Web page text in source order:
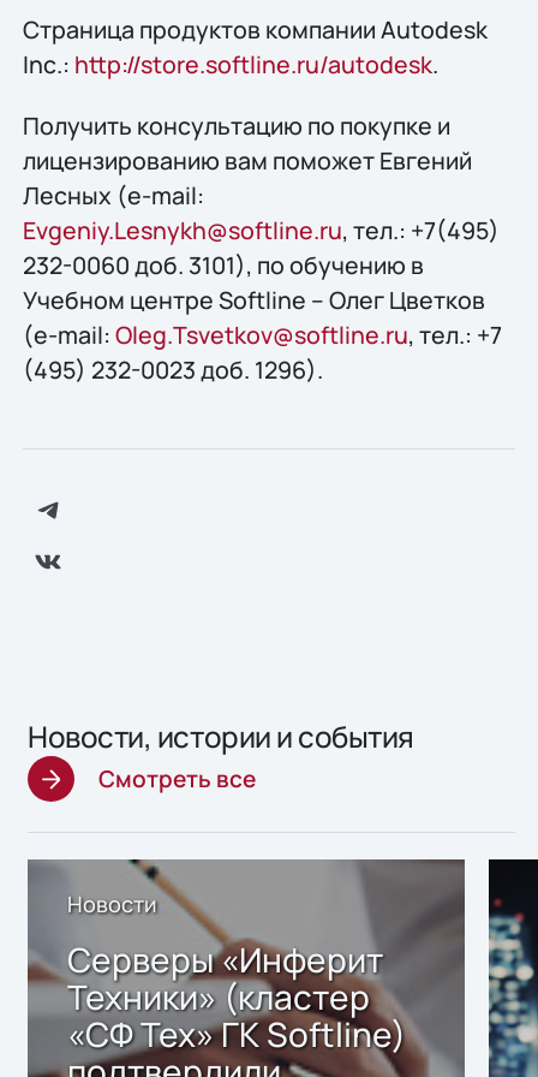
Страница продуктов компании Autodesk
Inc.: http://store.softline.ru/autodesk.
Получить консультацию по покупке и
лицензированию вам поможет Евгений
Лесных (e-mail:
Evgeniy.Lesnykh@softline.ru, тел.: +7(495)
232-0060 доб. 3101), по обучению в
Учебном центре Softline – Олег Цветков
(e-mail: Oleg.Tsvetkov@softline.ru, тел.: +7
(495) 232-0023 доб. 1296).
Новости, истории и события
Смотреть все
Новости
Серверы «Инферит
Техники» (кластер
«СФ Тех» ГК Softline)